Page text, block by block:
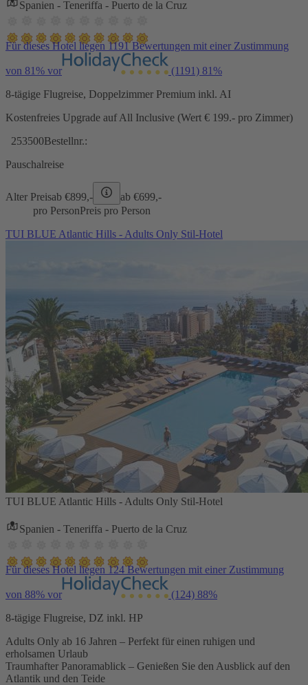
Spanien - Teneriffa - Puerto de la Cruz
Für dieses Hotel liegen 1191 Bewertungen mit einer Zustimmung
von 81% vor (1191) 81%
8-tägige Flugreise, Doppelzimmer Premium inkl. AI
Kostenfreies Upgrade auf All Inclusive (Wert € 199.- pro Zimmer)
253500Bestellnr.:
Pauschalreise
Alter Preisab €899,- ab €699,-
pro PersonPreis pro Person
TUI BLUE Atlantic Hills - Adults Only Stil-Hotel
TUI BLUE Atlantic Hills - Adults Only Stil-Hotel
Spanien - Teneriffa - Puerto de la Cruz
Für dieses Hotel liegen 124 Bewertungen mit einer Zustimmung
von 88% vor (124) 88%
8-tägige Flugreise, DZ inkl. HP
Adults Only ab 16 Jahren – Perfekt für einen ruhigen und
erholsamen Urlaub
Traumhafter Panoramablick – Genießen Sie den Ausblick auf den
Atlantik und den Teide